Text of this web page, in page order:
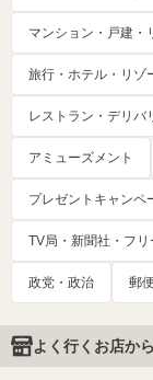
マンション・戸建・
旅行・ホテル・リゾ
レストラン・デリバ
アミューズメント
プレゼントキャンペ
TV局・新聞社・フ
政党・政治 郵
よく行くお店か